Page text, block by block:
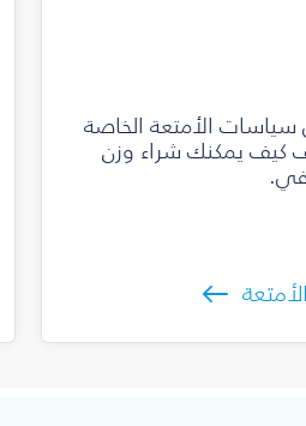
الأمتعة الخاصة
كيف يمكنك شراء وزن